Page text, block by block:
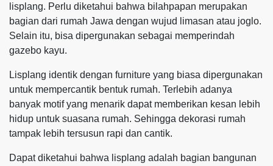
lisplang. Perlu diketahui bahwa bilahpapan merupakan
bagian dari rumah Jawa dengan wujud limasan atau joglo.
Selain itu, bisa dipergunakan sebagai memperindah
gazebo kayu.
Lisplang identik dengan furniture yang biasa dipergunakan
untuk mempercantik bentuk rumah. Terlebih adanya
banyak motif yang menarik dapat memberikan kesan lebih
hidup untuk suasana rumah. Sehingga dekorasi rumah
tampak lebih tersusun rapi dan cantik.
Dapat diketahui bahwa lisplang adalah bagian bangunan